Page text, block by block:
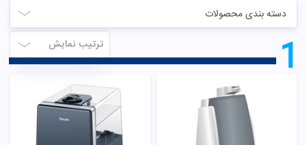
دسته بندی محصولات
ترتیب نمایش
1